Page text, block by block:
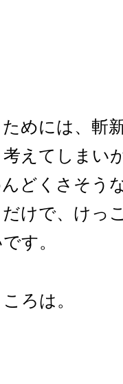
ためには、斬
えてしまい
どくさそう
けで、けっ
す。
ろは。